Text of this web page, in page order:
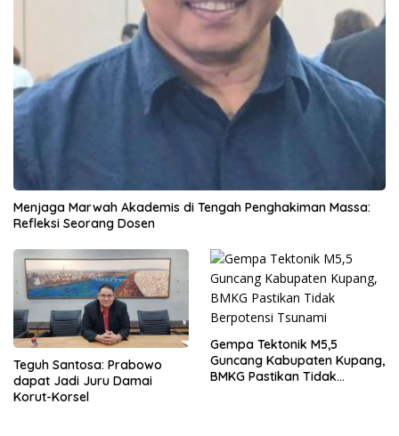
Menjaga Marwah Akademis di Tengah Penghakiman Massa:
Refleksi Seorang Dosen
Teguh Santosa: Prabowo
dapat Jadi Juru Damai
Korut-Korsel
Gempa Tektonik M5,5
Guncang Kabupaten Kupang,
BMKG Pastikan Tidak